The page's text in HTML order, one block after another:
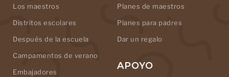
Los maestros
Distritos escolares
Después de la escuela
Campamentos de verano
Embajadores
Planes de maestros
Planes para padres
Dar un regalo
APOYO